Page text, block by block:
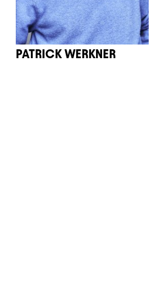
PATRICK WERKNER